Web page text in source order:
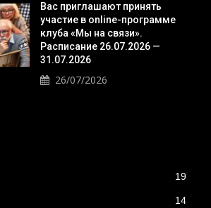
Вас приглашают принять
участие в online-программе
клуба «Мы на связи».
Расписание 26.07.2026 —
31.07.2026
26/07/2026
19
14